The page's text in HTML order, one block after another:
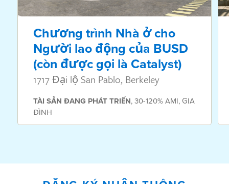
Chương trình Nhà ở cho
Người lao động của BUSD
(còn được gọi là Catalyst)
1717 Đại lộ San Pablo, Berkeley
TÀI SẢN ĐANG PHÁT TRIỂN,30-120% AMI,GIA
ĐÌNH